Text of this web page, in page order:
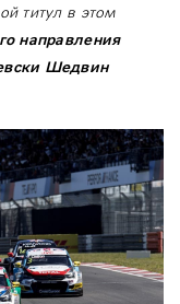
титул в этом
направления
Шедвин